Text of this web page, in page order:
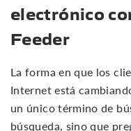
electrónico
Feeder
La forma en que los
Internet está
un único término de
búsqueda, sino que